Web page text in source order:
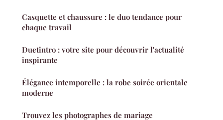
Casquette et chaussure : le duo tendance pour
chaque travail
Duetintro : votre site pour découvrir l'actualité
inspirante
Élégance intemporelle : la robe soirée orientale
moderne
Trouvez les photographes de mariage